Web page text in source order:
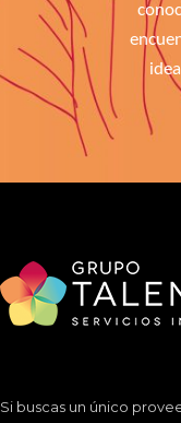
Si buscas un único